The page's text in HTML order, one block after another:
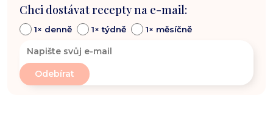
Chci dostávat recepty na e-mail:
1× denně 1× týdně 1× měsíčně